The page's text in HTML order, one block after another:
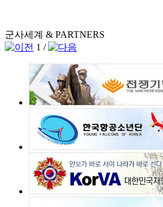
군사세계 & PARTNERS
1 /